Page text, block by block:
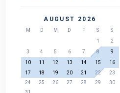
AUGUST 2026
M D M D F S
S
1
2
3
4 5 6 7 8
9
10
11 12 13 14 15
16
17
18 19 20 21 22
23
24
25 26 27 28 29
30